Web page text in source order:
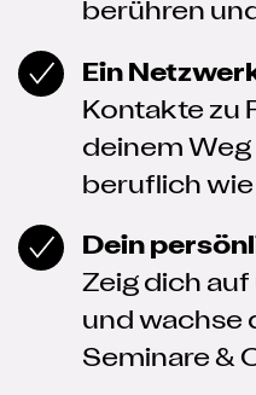
berühren
Ein
Kontakte zu
deinem
beruflich
Dein
Zeig dich auf
und wachse
Seminare &